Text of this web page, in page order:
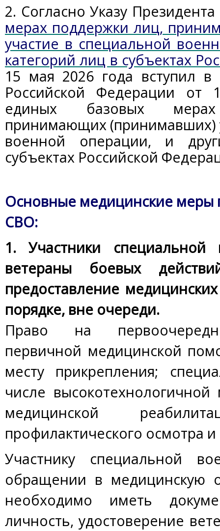
2. Согласно Указу
мерах поддержки лиц,
участие в специальной
категорий лиц в субъектах
15 мая 2026 года вступил в
Российской Федерации
единых базовых
принимающих (принимавших)
военной операции, и
субъектах Российской
Основные медицинские меры
СВО​:
1. Участники
ветераны боевых
предоставление
порядке, вне очереди.
Право на
первичной медицинской
месту прикрепления;
числе
медицинской
профилактического осмотра и
Участнику специальной
обращении в медицинскую
необходимо иметь
личность, удостоверение